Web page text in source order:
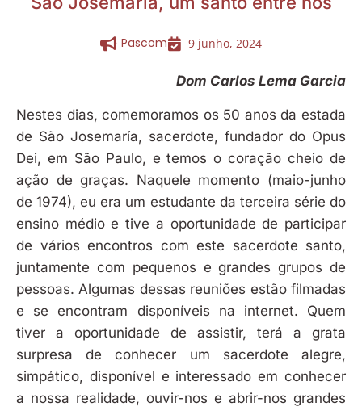
Pascom 9 junho, 2024
Dom Carlos Lema Garcia
Nestes dias, comemoramos os 50 anos da estada
de São Josemaría, sacerdote, fundador do Opus
Dei, em São Paulo, e temos o coração cheio de
ação de graças. Naquele momento (maio-junho
de 1974), eu era um estudante da terceira série do
ensino médio e tive a oportunidade de participar
de vários encontros com este sacerdote santo,
juntamente com pequenos e grandes grupos de
pessoas. Algumas dessas reuniões estão filmadas
e se encontram disponíveis na internet. Quem
tiver a oportunidade de assistir, terá a grata
surpresa de conhecer um sacerdote alegre,
simpático, disponível e interessado em conhecer
a nossa realidade, ouvir-nos e abrir-nos grandes